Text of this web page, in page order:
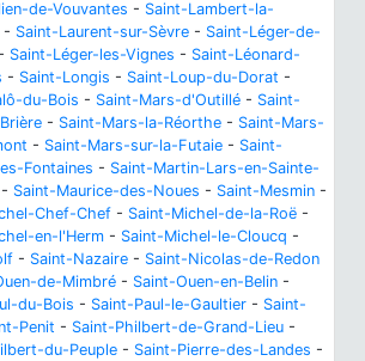
de-Vouvantes - Saint-Lambert-la-
- Saint-Laurent-sur-Sèvre - Saint-Léger-de-
- Saint-Léger-les-Vignes - Saint-Léonard-
- Saint-Longis - Saint-Loup-du-Dorat -
du-Bois - Saint-Mars-d'Outillé - Saint-
- Saint-Mars-la-Réorthe - Saint-Mars-
- Saint-Mars-sur-la-Futaie - Saint-
Fontaines - Saint-Martin-Lars-en-Sainte-
- Saint-Maurice-des-Noues - Saint-Mesmin -
Chef-Chef - Saint-Michel-de-la-Roë -
en-l'Herm - Saint-Michel-le-Cloucq -
- Saint-Nazaire - Saint-Nicolas-de-Redon
de-Mimbré - Saint-Ouen-en-Belin -
du-Bois - Saint-Paul-le-Gaultier - Saint-
Penit - Saint-Philbert-de-Grand-Lieu -
du-Peuple - Saint-Pierre-des-Landes -